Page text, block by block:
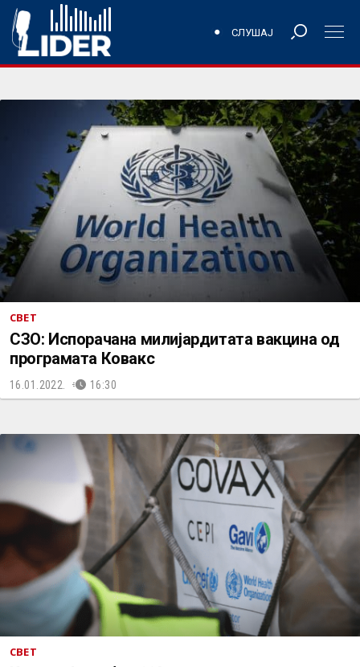
СЛУШАЈ
СВЕТ
СЗО: Испорачана милијардитата вакцина од
програмата Ковакс
16.01.2022. 16:30
СВЕТ